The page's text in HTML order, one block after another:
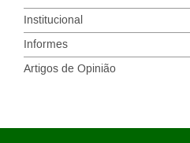
Institucional
Informes
Artigos de Opinião